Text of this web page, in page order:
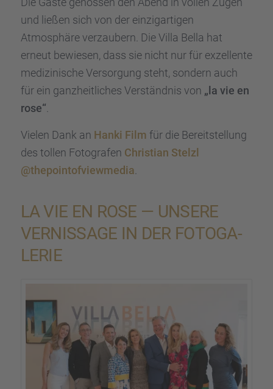
und ließen sich von der einzig­ar­ti­gen
Atmosphäre verzau­bern. Die Villa Bella hat
erneut bewie­sen, dass sie nicht nur für exzel­lente
medizi­ni­sche Versor­gung steht, sondern auch
für ein ganzheit­li­ches Verständ­nis von „la vie en
rose“
Vielen Dank an Hanki Film für die Bereit­stel­lung
des tollen Fotogra­fen Chris­tian Stelzl
@thepointofviewmedia.
LA VIE EN ROSE — UNSERE
VERNIS­SAGE IN DER FOTOGA­
LE­RIE